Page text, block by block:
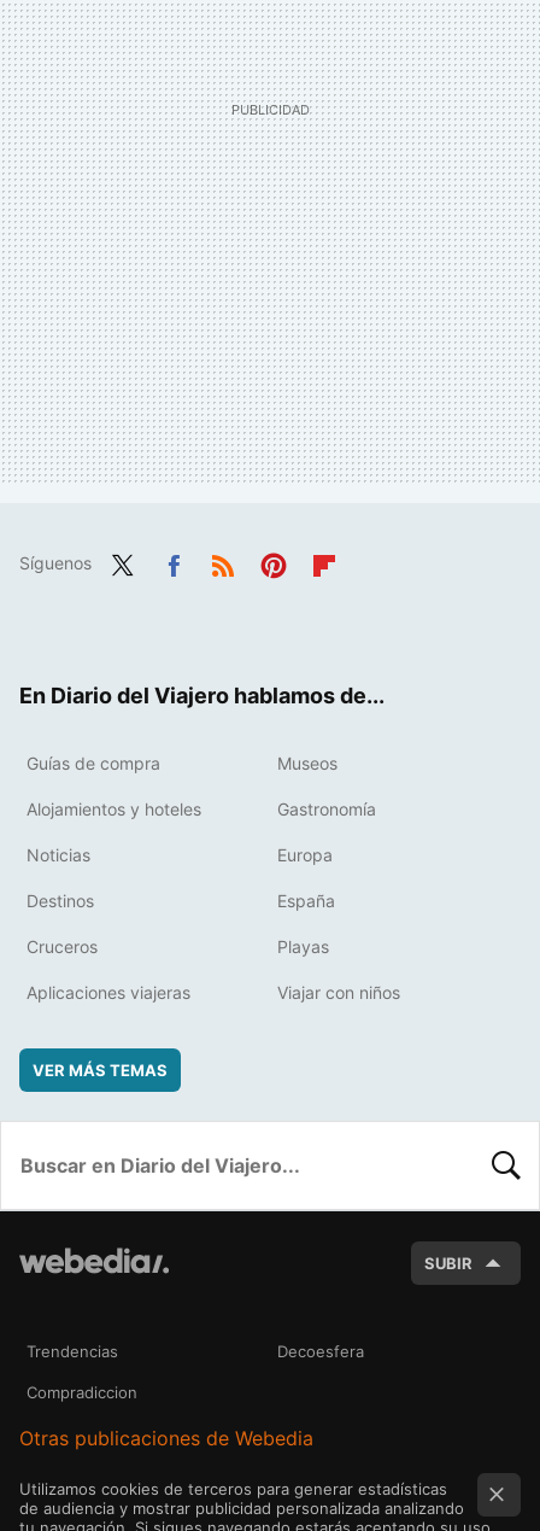
Síguenos
En Diario del Viajero hablamos de...
Guías de compra Museos
Alojamientos y hoteles Gastronomía
Noticias Europa
Destinos España
Cruceros Playas
Aplicaciones viajeras Viajar con niños
VER MÁS TEMAS
SUBIR
Trendencias Decoesfera
Compradiccion
Otras publicaciones de Webedia
Utilizamos cookies de terceros para generar estadísticas
de audiencia y mostrar publicidad personalizada analizando